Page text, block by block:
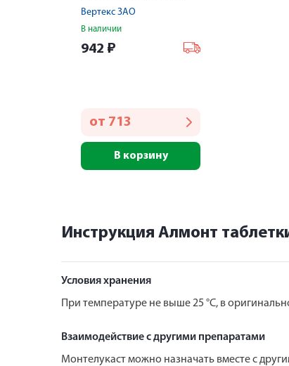
Вертекс ЗАО
В наличии
942 ₽
от 713
В корзину
Инструкция Алмонт
Условия хранения
При температуре не выше 25 °С, в
Взаимодействие с другими препаратами
Монтелукаст можно назначать вместе с